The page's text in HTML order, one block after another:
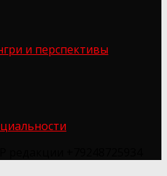
и перспективы